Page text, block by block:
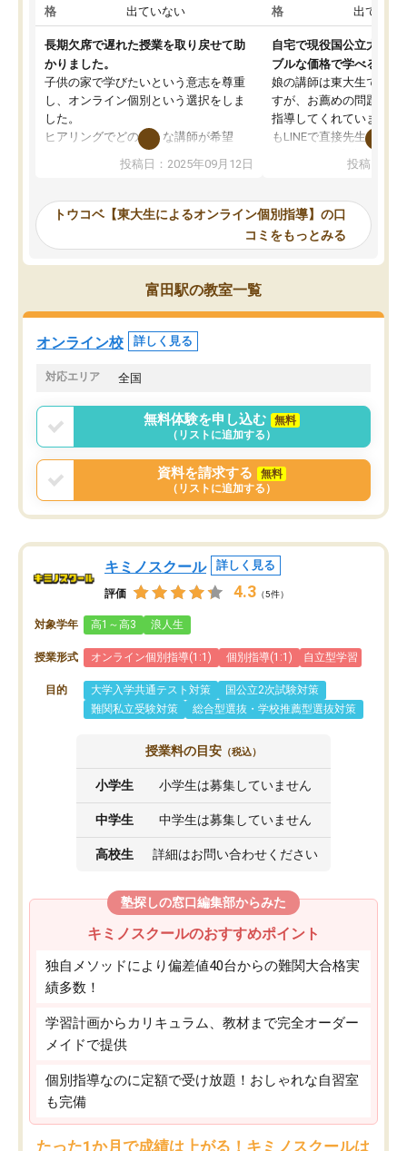
格
出ていない
長期欠席で遅れた授業を取り戻せて助
かりました。
子供の家で学びたいという意志を尊重
し、オンライン個別という選択をしま
した。
ヒアリングでどのような講師が希望
か、オプションは付帯するかなど選ぶ
事が出来ました。
ーティングを行い、その講師で良いか
見てから講師を決定する事ができま
す。
うちの子は、初回面談の講師の方で決
オンラインツールを使用した単語帳の
共有があり宿題もそちらで出される形
でした。
言う事で講師変更の申し出があり、あ
まりに短期での変更だった為、塾に通
う事にして退会しました。遅れも取り
戻せ、授業内容や講師の方は良かった
と思います。
投稿日：2025年09月12日
格
出ていな
自宅で現役国公立大学生
ブルな価格で学べる
娘の講師は東大生では無
すが、お薦めの問題集や
指導してくれています。
もLINEで直接先生に質問
めれるので、個人に合
いなのがあり(有料)、受
ことをどんなスケジュー
くか相談したのですが、
ち期待したものではなく
くなってきたようなので
投稿日：
トウコベ【東大生によるオンライン個別指導】の口
コミをもっとみる
富田駅の教室一覧
オンライン校 詳しく見る
対応エリア 全国
無料体験を申し込む
無料
（リストに追加する）
資料を請求する
無料
（リストに追加する）
キミノスクール 詳しく見る
評価 4.3 （5件）
対象学年 高1～高3 浪人生
授業形式 オンライン個別指導(1:1) 個別指導(1:1) 自立型学習
目的 大学入学共通テスト対策
国公立2次試験対策
難関私立受験対策
総合型選抜・学校推薦型選抜対策
授業料の目安 （税込）
小学生 小学生は募集していません
中学生 中学生は募集していません
高校生 詳細はお問い合わせください
塾探しの窓口編集部からみた
キミノスクールのおすすめポイント
独自メソッドにより偏差値40台からの難関大合格実
績多数！
学習計画からカリキュラム、教材まで完全オーダー
メイドで提供
個別指導なのに定額で受け放題！おしゃれな自習室
も完備
たった1か月で成績は上がる！キミノスクールは